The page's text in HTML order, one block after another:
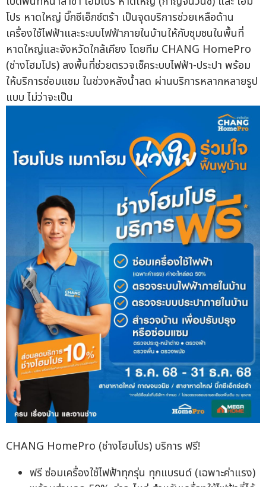
โปร หาดใหญ่ บิ๊กซีเอ็กซ์ตร้า เป็นจุดบริการช่วยเหลือด้าน
เครื่องใช้ไฟฟ้าและระบบไฟฟ้าภายในบ้านให้กับชุมชนในพื้นที่
หาดใหญ่และจังหวัดใกล้เคียง โดยทีม CHANG HomePro
(ช่างโฮมโปร) ลงพื้นที่ช่วยตรวจเช็คระบบไฟฟ้า-ประปา พร้อม
ให้บริการซ่อมแซม ในช่วงหลังน้ำลด ผ่านบริการหลากหลายรูป
แบบ ไม่ว่าจะเป็น
CHANG HomePro (ช่างโฮมโปร) บริการ ฟรี!
ฟรี ซ่อมเครื่องใช้ไฟฟ้าทุกรุ่น ทุกแบรนด์ (เฉพาะค่าแรง)